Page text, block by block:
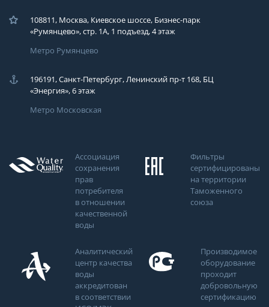
108811, Москва, Киевское шоссе, Бизнес-парк
«Румянцево», стр. 1А, 1 подъезд, 4 этаж
Метро Румянцево
196191, Санкт-Петербург, Ленинский пр-т 168, БЦ
«Энергия», 6 этаж
Метро Московская
Ассоциация
сохранения
прав
потребителя
в отношении
качественной
воды
Фильтры
сертифицированы
на территории
Таможенного
союза
Аналитический
центр качества
воды
аккредитован
в соответствии
Производимое
оборудование
проходит
добровольную
сертификацию